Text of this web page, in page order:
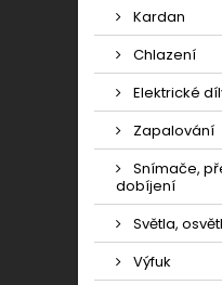
Kardan
Chlazení
Elektrické
Zapalování
Snímače,
dobíjení
Světla,
Výfuk